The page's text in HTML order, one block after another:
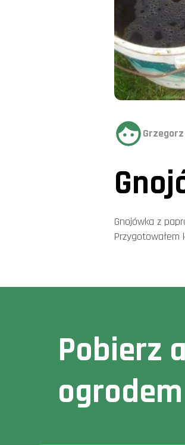
Gnojówka z
Przygotowałem
Pobierz
ogrodem